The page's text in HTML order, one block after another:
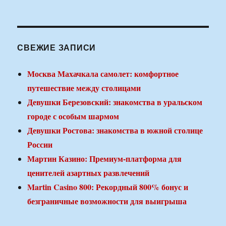
СВЕЖИЕ ЗАПИСИ
Москва Махачкала самолет: комфортное
путешествие между столицами
Девушки Березовский: знакомства в уральском
городе с особым шармом
Девушки Ростова: знакомства в южной столице
России
Мартин Казино: Премиум-платформа для
ценителей азартных развлечений
Martin Casino 800: Рекордный 800% бонус и
безграничные возможности для выигрыша